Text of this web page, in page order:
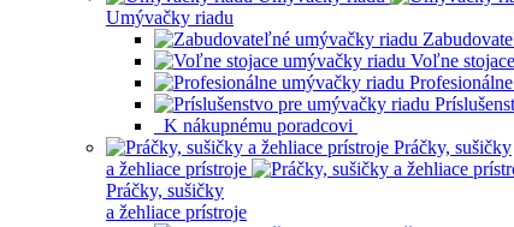
Umývačky riadu
Voľne
K nákupnému poradcovi
Práčky, sušičky
a žehliace prístroje
Práčky, sušičky
a žehliace prístroje